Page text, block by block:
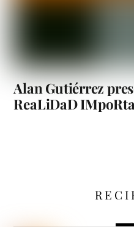
Alan Gutiérrez
ReaLiDaD IMpoRta